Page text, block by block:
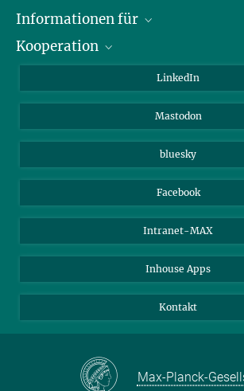
Informationen für
Journalisten
Kooperation
Max-Planck-Gesellschaft
Beutenberg Campus e.V.
LinkedIn
Mastodon
bluesky
Facebook
Intranet-MAX
Inhouse Apps
Kontakt
Max-Planck-